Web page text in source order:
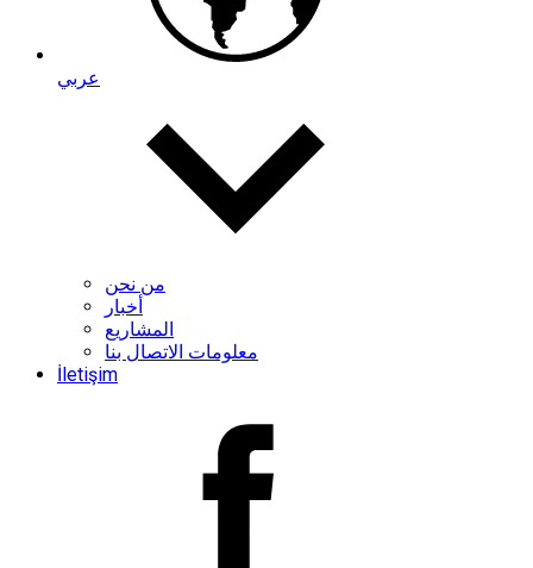
عربي
من نحن
أخبار
المشاريع
معلومات الاتصال بنا
İletişim